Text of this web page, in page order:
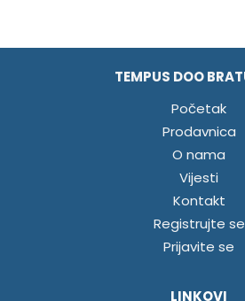
TEMPUS DOO
Početak
Prodavnica
O nama
Vijesti
Kontakt
Registrujte se
Prijavite se
LINKOVI